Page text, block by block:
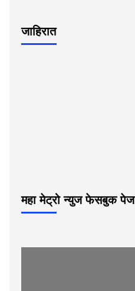
जाहिरात
महा मेट्रो न्युज फेसबुक पेज